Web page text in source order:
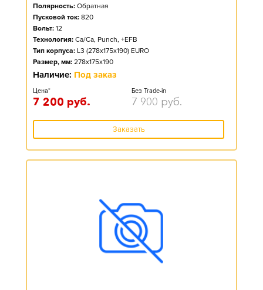
Полярность: Обратная
Пусковой ток: 820
Вольт: 12
Технология: Ca/Ca, Punch, +EFB
Тип корпуса: L3 (278x175x190) EURO
Размер, мм: 278x175x190
Наличие: Под заказ
Цена*
7 200 руб.
Без Trade-in
7 900 руб.
Заказать